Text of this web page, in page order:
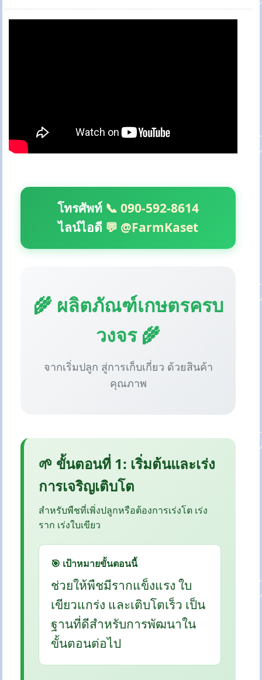
โทรศัพท์ 📞 090-592-8614
ไลน์ไอดี 💬 @FarmKaset
🌾 ผลิตภัณฑ์เกษตรครบ
วงจร 🌾
จากเริ่มปลูก สู่การเก็บเกี่ยว ด้วยสินค้า
คุณภาพ
🌱 ขั้นตอนที่ 1: เริ่มต้นและเร่ง
การเจริญเติบโต
สำหรับพืชที่เพิ่งปลูกหรือต้องการเร่งโต เร่ง
ราก เร่งใบเขียว
🎯 เป้าหมายขั้นตอนนี้
ช่วยให้พืชมีรากแข็งแรง ใบ
เขียวแกร่ง และเติบโตเร็ว เป็น
ฐานที่ดีสำหรับการพัฒนาใน
ขั้นตอนต่อไป